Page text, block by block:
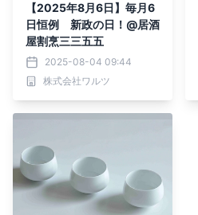
【2025年8月6日】毎月6
日恒例 新政の日！@居酒
屋割烹三三五五
2025-08-04 09:44
株式会社ワルツ